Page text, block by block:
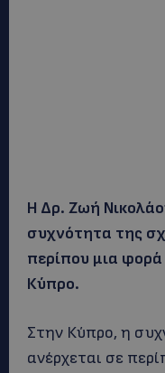
Η Δρ. Ζωή
συχνότητα της
περίπου μια
Κύπρο.
Στην Κύπρο, η
ανέρχεται σε